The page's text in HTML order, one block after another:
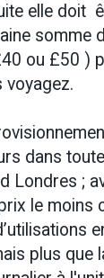
elle doit
somme
ou £50 )
voyagez.
dans
Londres ;
le moins
plus que